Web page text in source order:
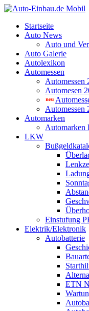
Startseite
Auto News
Auto und
Auto Galerie
Autolexikon
Automessen
Automessen
Automesen
Automessen
Automarken
Automarken
LKW
Einstufung
Elektrik/Elektronik
Autobatterie
ETN